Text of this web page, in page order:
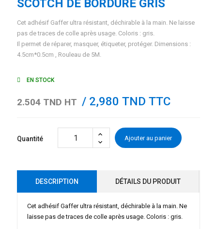
SCOTCH DE BORDURE GRIS
Cet adhésif Gaffer ultra résistant, déchirable à la main. Ne laisse
pas de traces de colle après usage. Coloris : gris.
Il permet de réparer, masquer, étiqueter, protéger. Dimensions :
4.5cm*0.5cm , Rouleau de 5M.
EN STOCK
2.504 TND HT / 2,980 TND TTC
Quantité Ajouter au panier
DESCRIPTION DÉTAILS DU PRODUIT
Cet adhésif Gaffer ultra résistant, déchirable à la main. Ne
laisse pas de traces de colle après usage. Coloris : gris.